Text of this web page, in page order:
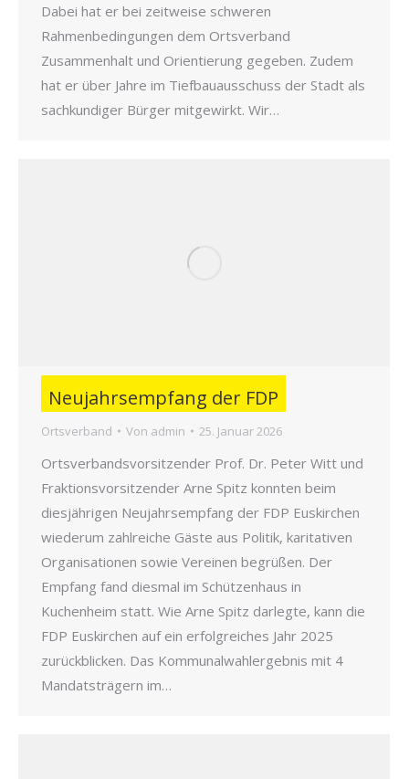
Dabei hat er bei zeitweise schweren
Rahmenbedingungen dem Ortsverband
Zusammenhalt und Orientierung gegeben. Zudem
hat er über Jahre im Tiefbauausschuss der Stadt als
sachkundiger Bürger mitgewirkt. Wir…
Neujahrsempfang der FDP
Ortsverband Von admin 25. Januar 2026
Ortsverbandsvorsitzender Prof. Dr. Peter Witt und
Fraktionsvorsitzender Arne Spitz konnten beim
diesjährigen Neujahrsempfang der FDP Euskirchen
wiederum zahlreiche Gäste aus Politik, karitativen
Organisationen sowie Vereinen begrüßen. Der
Empfang fand diesmal im Schützenhaus in
Kuchenheim statt. Wie Arne Spitz darlegte, kann die
FDP Euskirchen auf ein erfolgreiches Jahr 2025
zurückblicken. Das Kommunalwahlergebnis mit 4
Mandatsträgern im…